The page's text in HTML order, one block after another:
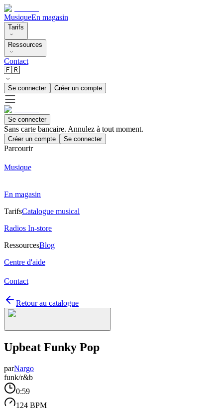
MusiqueEn magasin
Tarifs
Ressources
Contact
🇫🇷
Se connecter Créer un compte
Se connecter
Sans carte bancaire. Annulez à tout moment.
Créer un compte Se connecter
Parcourir
Musique
En magasin
TarifsCatalogue musical
Radios In-store
RessourcesBlog
Centre d'aide
Contact
Retour au catalogue
Upbeat Funky Pop
parNargo
funk/r&b
0:59
124 BPM